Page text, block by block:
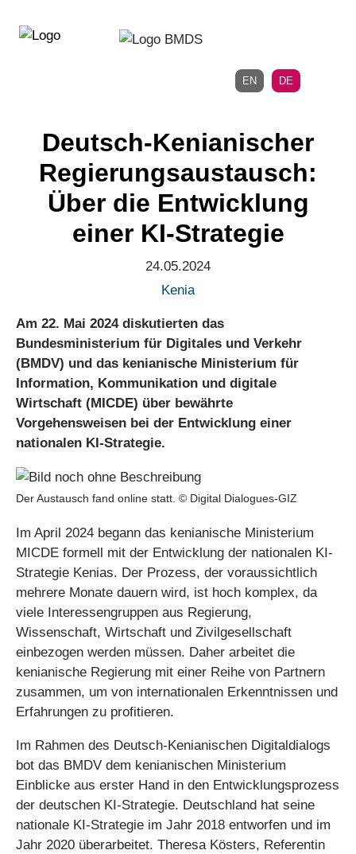
zum
EN DE
Deutsch-Kenianischer
Regierungsaustausch:
Über die Entwicklung
einer KI-Strategie
24.05.2024
Kenia
Am 22. Mai 2024 diskutierten das
Bundesministerium für Digitales und Verkehr
(BMDV) und das kenianische Ministerium für
Information, Kommunikation und digitale
Wirtschaft (MICDE) über bewährte
Vorgehensweisen bei der Entwicklung einer
nationalen KI-Strategie.
Der Austausch fand online statt. © Digital Dialogues-GIZ
Im April 2024 begann das kenianische Ministerium
MICDE formell mit der Entwicklung der nationalen KI-
Strategie Kenias. Der Prozess, der voraussichtlich
mehrere Monate dauern wird, ist hoch komplex, da
viele Interessengruppen aus Regierung,
Wissenschaft, Wirtschaft und Zivilgesellschaft
einbezogen werden müssen. Daher arbeitet die
kenianische Regierung mit einer Reihe von Partnern
zusammen, um von internationalen Erkenntnissen und
Erfahrungen zu profitieren.
Im Rahmen des Deutsch-Kenianischen Digitaldialogs
bot das BMDV dem kenianischen Ministerium
Einblicke aus erster Hand in den Entwicklungsprozess
der deutschen KI-Strategie. Deutschland hat seine
nationale KI-Strategie im Jahr 2018 entworfen und im
Jahr 2020 überarbeitet. Theresa Kösters, Referentin